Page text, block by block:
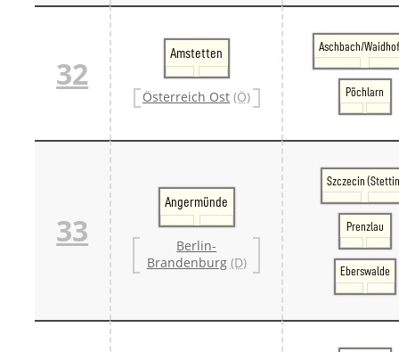
32
Amstetten
Österreich Ost (Ö)
Aschbach/
Pöchlarn
33
Angermünde
Berlin-
Brandenburg (D)
Szczecin
Prenzlau
Eberswalde